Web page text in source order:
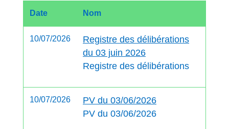
Date Nom
10/07/2026
Registre des délibérations
du 03 juin 2026
Registre des délibérations
10/07/2026
PV du 03/06/2026
PV du 03/06/2026